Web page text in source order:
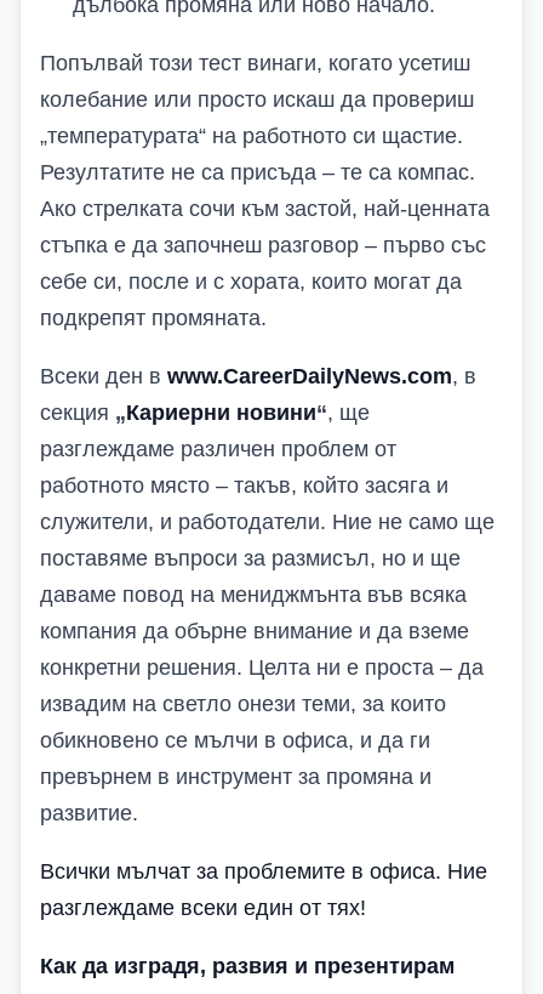
дълбока промяна или ново начало.
Попълвай този тест винаги, когато усетиш
колебание или просто искаш да провериш
„температурата“ на работното си щастие.
Резултатите не са присъда – те са компас.
Ако стрелката сочи към застой, най-ценната
стъпка е да започнеш разговор – първо със
себе си, после и с хората, които могат да
подкрепят промяната.
Всеки ден в www.CareerDailyNews.com, в
секция „Кариерни новини“, ще
разглеждаме различен проблем от
работното място – такъв, който засяга и
служители, и работодатели. Ние не само ще
поставяме въпроси за размисъл, но и ще
даваме повод на мениджмънта във всяка
компания да обърне внимание и да вземе
конкретни решения. Целта ни е проста – да
извадим на светло онези теми, за които
обикновено се мълчи в офиса, и да ги
превърнем в инструмент за промяна и
развитие.
Всички мълчат за проблемите в офиса. Ние
разглеждаме всеки един от тях!
Как да изградя, развия и презентирам